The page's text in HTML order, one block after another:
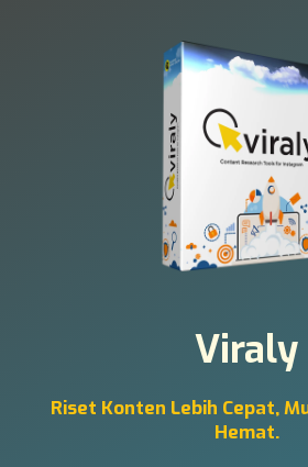
Viraly
Riset Konten Lebih Cepat,
Hemat.